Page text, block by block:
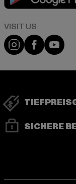
Visit ourVisit our
SICHERE